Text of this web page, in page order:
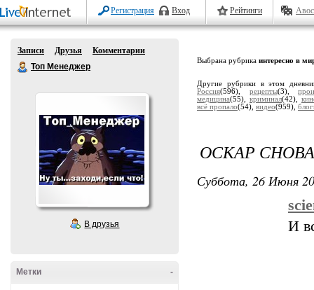
Регистрация Вход Рейтинги
Записи Друзья
Комментарии
Топ Менеджер
В друзья
-
Метки
Выбрана рубрика интересно в
Другие рубрики в этом
Россия(596), рецепты(3),
медицина(55), криминал(42),
всё пропало(54), видео(959),
ОСКАР
Суббота, 26 Июня
И